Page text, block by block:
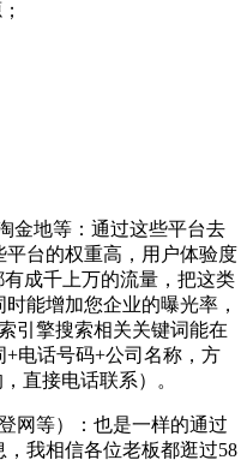
金地等：通过这些平台去
台的权重高，用户体验度
成千上万的流量，把这类
能增加您企业的曝光率，
引擎搜索相关关键词能在
电话号码+公司名称，方
直接电话联系）。
网等）：也是一样的通过
我相信各位老板都逛过58